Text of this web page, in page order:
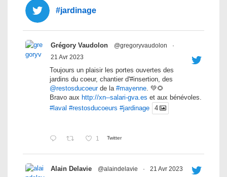
#jardinage
Grégory Vaudolon @gregoryvaudolon
·
21 Avr 2023
Toujours un plaisir les portes ouvertes des
jardins du coeur, chantier d'#insertion, des
@restosducoeurde la #mayenne. 💚🌻
Bravo aux http://xn--salari-gva.es et aux bénévoles.
#laval #restosducoeurs #jardinage 4
1 Twitter
Alain Delavie @alaindelavie · 21 Avr 2023